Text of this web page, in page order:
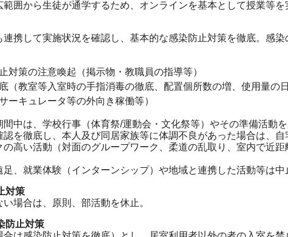
範囲から生徒が通学するため、オンラインを基本として授業等を
連携して実施状況を確認し、基本的な感染防止対策を徹底。感
対策の注意喚起（掲示物・教職員の指導等）
（教室等入室時の手指消毒の徹底、配置個所数の増、使用量の
ーキュレータ等の外向き稼働等）
間中は、学校行事（体育祭/運動会・文化祭等）やその準備活動
認を徹底し、本人及び同居家族等に体調不良があった場合は、自
の高い活動（対面のグループワーク、柔道の乱取り、室内で近
足、就業体験（インターンシップ）や地域と連携した活動等は中
対策
場合は、原則、部活動を休止。
防止対策